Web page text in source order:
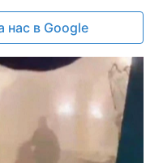
нас в Google